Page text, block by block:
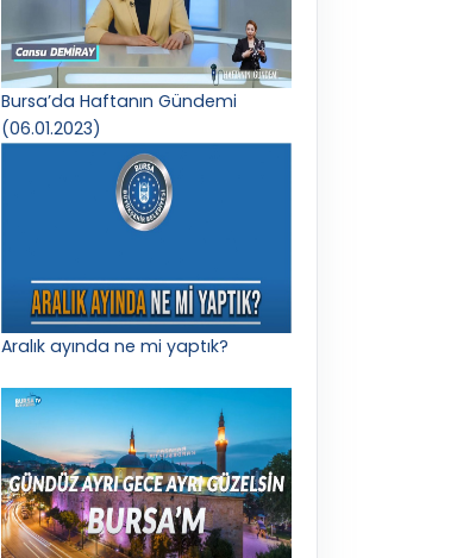
Bursa’da Haftanın Gündemi
(06.01.2023)
Aralık ayında ne mi yaptık?